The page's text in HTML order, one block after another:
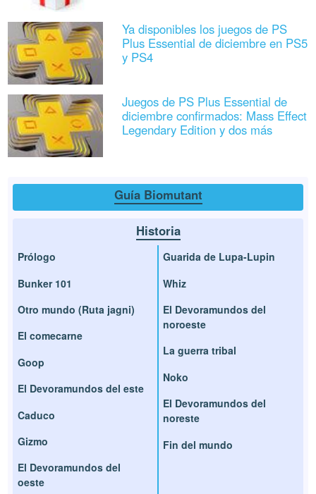
Ya disponibles los juegos de PS
Plus Essential de diciembre en PS5
y PS4
Juegos de PS Plus Essential de
diciembre confirmados: Mass Effect
Legendary Edition y dos más
Guía Biomutant
Historia
Prólogo
Bunker 101
Otro mundo (Ruta jagni)
El comecarne
Goop
El Devoramundos del este
Caduco
Gizmo
El Devoramundos del
oeste
Guarida de Lupa-Lupin
Whiz
El Devoramundos del
noroeste
La guerra tribal
Noko
El Devoramundos del
noreste
Fin del mundo